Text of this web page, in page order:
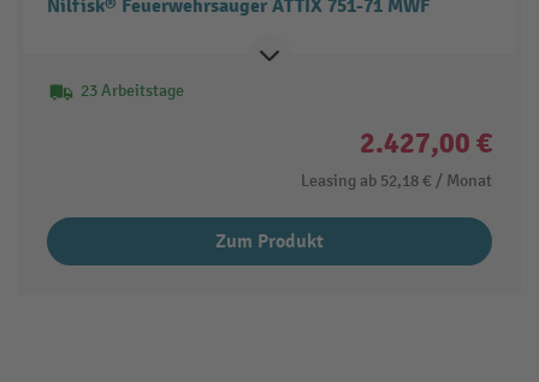
Nilfisk® Feuerwehrsauger ATTIX 751-71 MWF
23 Arbeitstage
2.427,00 €
Leasing ab 52,18 € / Monat
Zum Produkt